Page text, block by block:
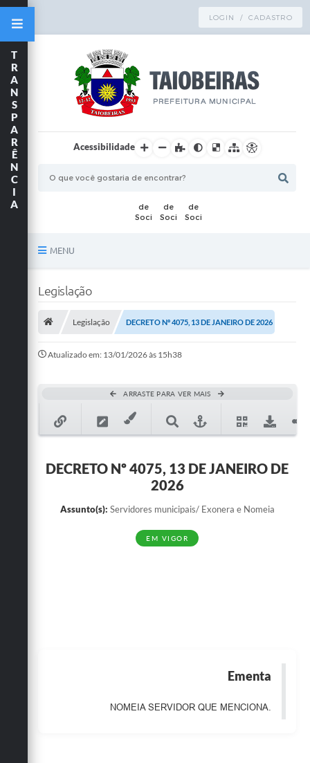
LOGIN / CADASTRO
Acessibilidade
MENU
Mapa do Site
SIC
T
R
A
N
S
P
A
R
Ê
N
C
I
A
Legislação
Legislação DECRETO Nº 4075, 13 DE JANEIRO DE 2026
Atualizado em: 13/01/2026 às 15h38
ARRASTE PARA VER MAIS
DECRETO Nº 4075, 13 DE JANEIRO DE
2026
Assunto(s): Servidores municipais/ Exonera e Nomeia
EM VIGOR
Ementa
NOMEIA SERVIDOR QUE MENCIONA.